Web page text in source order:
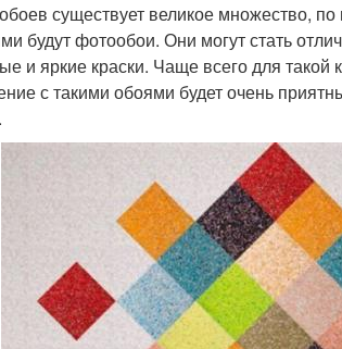
существует великое множество,
будут фотообои. Они могут стать
и яркие краски. Чаще всего для такой
с такими обоями будет очень